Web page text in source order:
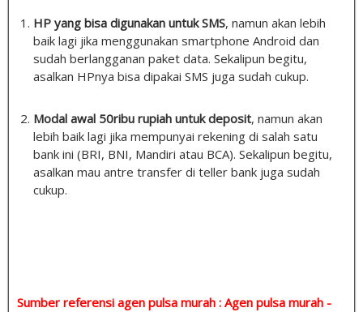
HP yang bisa digunakan untuk SMS, namun akan lebih
baik lagi jika menggunakan smartphone Android dan
sudah berlangganan paket data. Sekalipun begitu,
asalkan HPnya bisa dipakai SMS juga sudah cukup.
Modal awal 50ribu rupiah untuk deposit, namun akan
lebih baik lagi jika mempunyai rekening di salah satu
bank ini (BRI, BNI, Mandiri atau BCA). Sekalipun begitu,
asalkan mau antre transfer di teller bank juga sudah
cukup.
Sumber referensi agen pulsa murah : Agen pulsa murah -